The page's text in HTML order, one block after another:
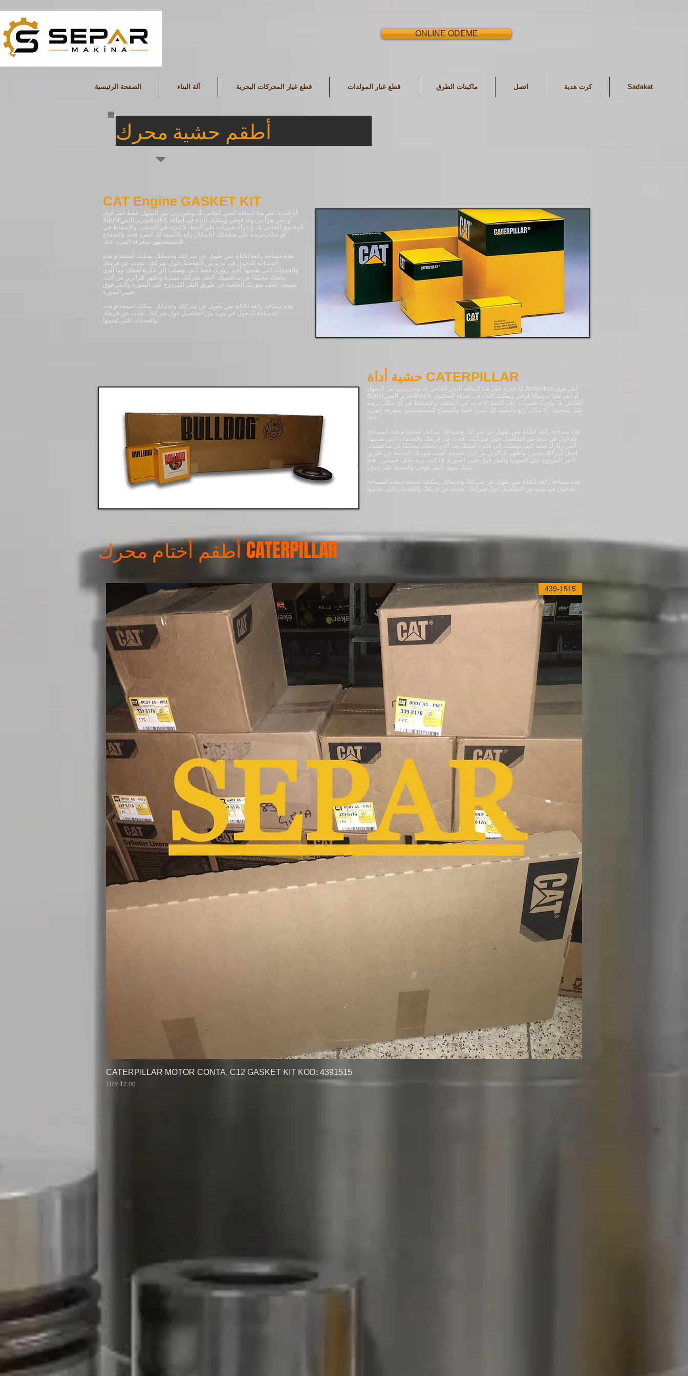
ONLINE ODEME
الصفحة الرئيسية آلة البناء قطع غيار المحركات البحرية قطع غيار المولدات ماكينات الطرق اتصل كرت هدية Sadakat
CAT Engine GASKET KIT
أنا فقرة. انقر هنا لإضافة النص الخاص بك وتحريرني. من السهل. فقط انقر فوق
&quot;تحرير النص&quot; أو انقر نقرًا مزدوجًا فوقي ويمكنك البدء في إضافة
المحتوى الخاص بك وإجراء تغييرات على الخط. لا تتردد في السحب والإسقاط في
أي مكان تريده على صفحتك. أنا مكان رائع بالنسبة لك لسرد قصة والسماح
للمستخدمين بمعرفة المزيد عنك.
هذه مساحة رائعة لكتابة نص طويل عن شركتك وخدماتك. يمكنك استخدام هذه
المساحة للدخول في مزيد من التفاصيل حول شركتك. تحدث عن فريقك
والخدمات التي تقدمها. أخبر زوارك قصة كيف توصلت إلى فكرة لعملك وما الذي
يجعلك مختلفًا عن منافسيك. اجعل شركتك مميزة وأظهر للزائرين من أنت.
نصيحة: أضف صورتك الخاصة عن طريق النقر المزدوج على الصورة والنقر فوق
تغيير الصورة.
هذه مساحة رائعة لكتابة نص طويل عن شركتك وخدماتك. يمكنك استخدام هذه
المساحة للدخول في مزيد من التفاصيل حول شركتك. تحدث عن فريقك
والخدمات التي تقدمها.
حشية أداة CATERPILLAR
أنا فقرة. انقر هنا لإضافة النص الخاص بك وتحريرني. من السهل.Just&nbsp;انقر فوق
&quot;تحرير النص&quot; أو انقر نقرًا مزدوجًا فوقي ويمكنك البدء في إضافة المحتوى
الخاص بك وإجراء تغييرات على الخط. لا تتردد في السحب والإسقاط في أي مكان تريده
على صفحتك. أنا مكان رائع بالنسبة لك لسرد قصة والسماح للمستخدمين بمعرفة المزيد
عنك.
هذه مساحة رائعة لكتابة نص طويل عن شركتك وخدماتك. يمكنك استخدام هذه المساحة
للدخول في مزيد من التفاصيل حول شركتك. تحدث عن فريقك والخدمات التي تقدمها.
أخبر زوارك قصة كيف توصلت إلى فكرة لعملك وما الذي يجعلك مختلفًا عن منافسيك.
اجعل شركتك مميزة وأظهر للزائرين من أنت. نصيحة: أضف صورتك الخاصة عن طريق
النقر المزدوج على الصورة والنقر فوق تغيير الصورة. إذا كنت تريد حذف حسابي ، فما
عليك سوى النقر فوقي والضغط على حذف. ​
هذه مساحة رائعة لكتابة نص طويل عن شركتك وخدماتك. يمكنك استخدام هذه المساحة
للدخول في مزيد من التفاصيل حول شركتك. تحدث عن فريقك والخدمات التي تقدمها.
أطقم أختام محرك CATERPILLAR
العرض السريع
439-1515
CATERPILLAR MOTOR CONTA, C12 GASKET KIT KOD: 4391515
السعر